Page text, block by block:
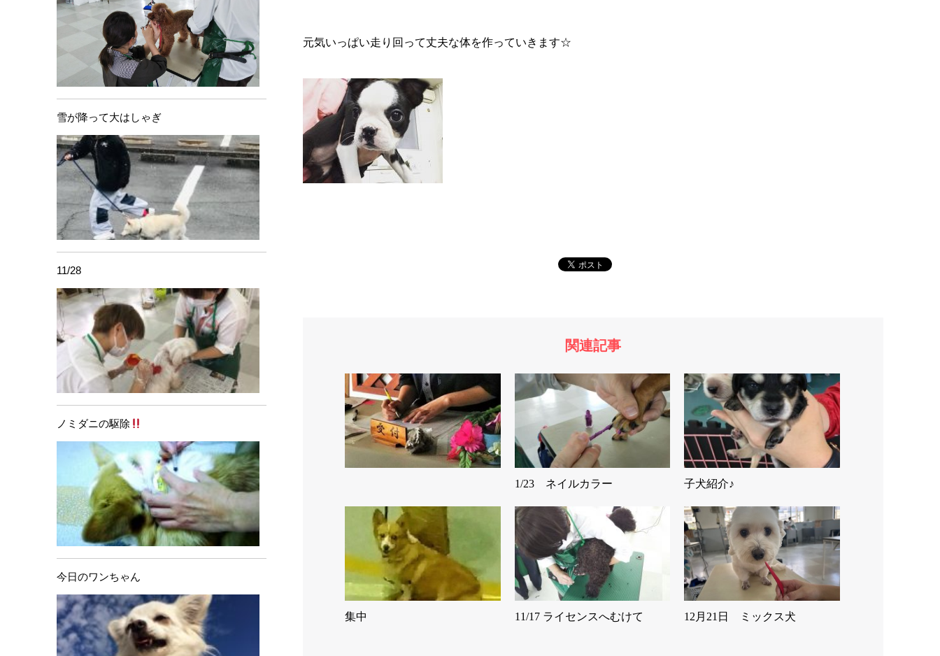
元気いっぱい走り回って丈夫な体を作っていきます☆
関連記事
1/23 ネイルカラー 子犬紹介♪
集中 11/17 ライセンスへむけて 12月21日 ミックス犬
雪が降って大はしゃぎ
11/28
ノミダニの駆除
今日のワンちゃん